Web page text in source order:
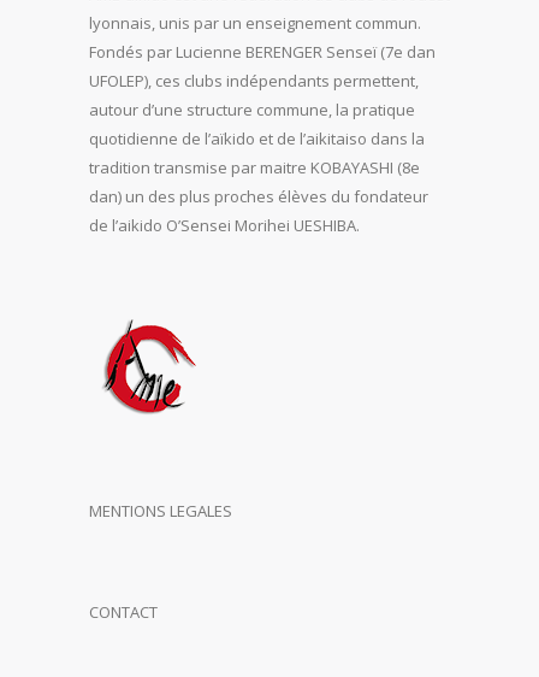
lyonnais, unis par un enseignement commun.
Fondés par Lucienne BERENGER Senseï (7e dan
UFOLEP), ces clubs indépendants permettent,
autour d’une structure commune, la pratique
quotidienne de l’aïkido et de l’aikitaiso dans la
tradition transmise par maitre KOBAYASHI (8e
dan) un des plus proches élèves du fondateur
de l’aikido O’Sensei Morihei UESHIBA.
MENTIONS LEGALES
CONTACT